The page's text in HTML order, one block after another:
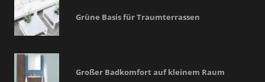
Grüne Basis für Traumterrassen
Großer Badkomfort auf kleinem Raum